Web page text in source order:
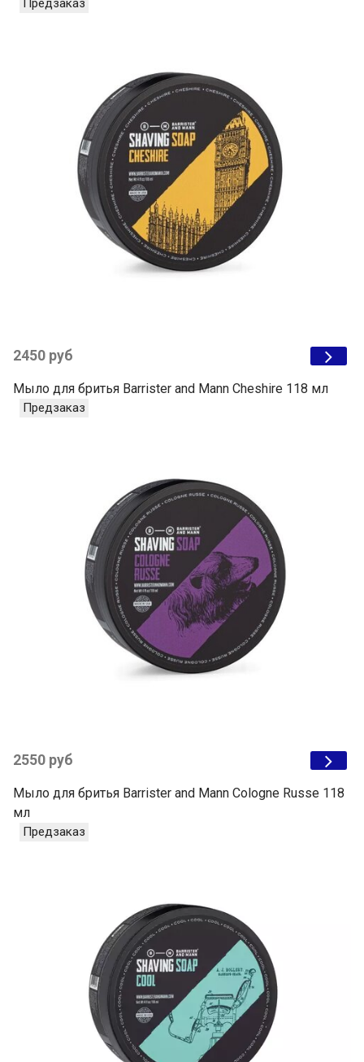
Предзаказ
2450 руб
Мыло для бритья Barrister and Mann Cheshire 118 мл
Предзаказ
2550 руб
Мыло для бритья Barrister and Mann Cologne Russe 118
мл
Предзаказ